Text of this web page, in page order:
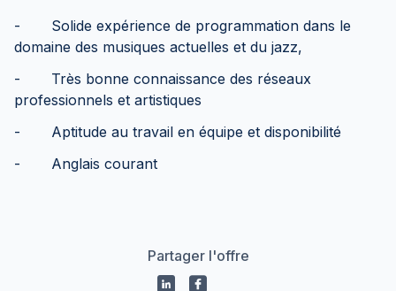
- Solide expérience de programmation dans le
domaine des musiques actuelles et du jazz,
- Très bonne connaissance des réseaux
professionnels et artistiques
- Aptitude au travail en équipe et disponibilité
- Anglais courant
Partager l'offre